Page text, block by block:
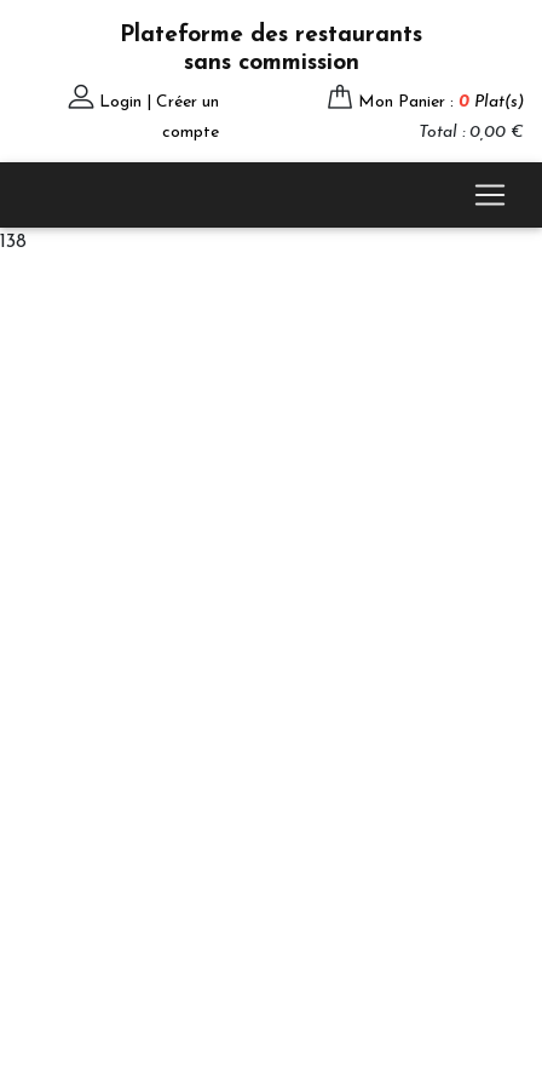
Plateforme des restaurants
sans commission
Login | Créer un
compte
Mon Panier : 0 Plat(s)
Total : 0,00 €
138